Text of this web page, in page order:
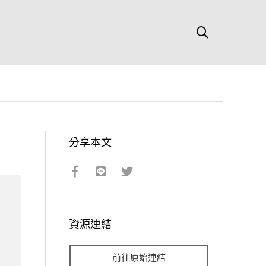
分享本文
資源連結
前往原始連結